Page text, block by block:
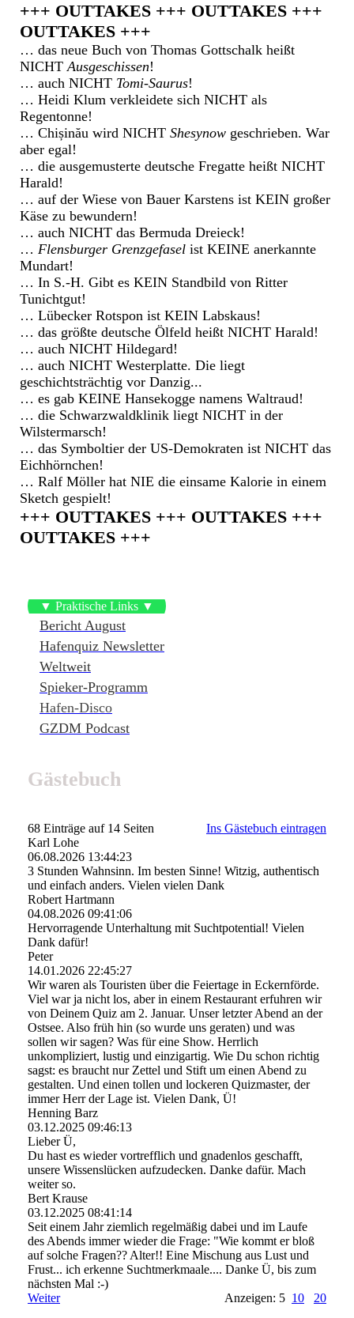
+++ OUTTAKES +++ OUTTAKES +++
OUTTAKES +++
… das neue Buch von Thomas Gottschalk heißt
NICHTAusgeschissen!
… auch NICHT Tomi-Saurus!
… Heidi Klum verkleidete sich NICHT als
Regentonne!
… Chișinău wird NICHT Shesynow geschrieben. War
aber egal!
… die ausgemusterte deutsche Fregatte heißt NICHT
Harald!
… auf der Wiese von Bauer Karstens ist KEIN großer
Käse zu bewundern!
… auch NICHT das Bermuda Dreieck!
… Flensburger Grenzgefasel ist KEINE anerkannte
Mundart!
… In S.-H. Gibt es KEIN Standbild von Ritter
Tunichtgut!
… Lübecker Rotspon ist KEIN Labskaus!
… das größte deutsche Ölfeld heißt NICHT Harald!
… auch NICHT Hildegard!
… auch NICHT Westerplatte. Die liegt
geschichtsträchtig vor Danzig...
… es gab KEINE Hansekogge namens Waltraud!
… die Schwarzwaldklinik liegt NICHT in der
Wilstermarsch!
… das Symboltier der US-Demokraten ist NICHT das
Eichhörnchen!
… Ralf Möller hat NIE die einsame Kalorie in einem
Sketch gespielt!
+++ OUTTAKES +++ OUTTAKES +++
OUTTAKES +++
▼ Praktische Links ▼
Bericht August
Hafenquiz Newsletter
Weltweit
Spieker-Programm
Hafen-Disco
GZDM Podcast
Gästebuch
68 Einträge auf 14 Seiten
Ins Gästebuch eintragen
Karl Lohe
06.08.2026 13:44:23
3 Stunden Wahnsinn. Im besten Sinne! Witzig, authentisch
und einfach anders. Vielen vielen Dank
Robert Hartmann
04.08.2026 09:41:06
Hervorragende Unterhaltung mit Suchtpotential! Vielen
Dank dafür!
Peter
14.01.2026 22:45:27
Wir waren als Touristen über die Feiertage in Eckernförde.
Viel war ja nicht los, aber in einem Restaurant erfuhren wir
von Deinem Quiz am 2. Januar. Unser letzter Abend an der
Ostsee. Also früh hin (so wurde uns geraten) und was
sollen wir sagen? Was für eine Show. Herrlich
unkompliziert, lustig und einzigartig. Wie Du schon richtig
sagst: es braucht nur Zettel und Stift um einen Abend zu
gestalten. Und einen tollen und lockeren Quizmaster, der
immer Herr der Lage ist. Vielen Dank, Ü!
Henning Barz
03.12.2025 09:46:13
Lieber Ü,
Du hast es wieder vortrefflich und gnadenlos geschafft,
unsere Wissenslücken aufzudecken. Danke dafür. Mach
weiter so.
Bert Krause
03.12.2025 08:41:14
Seit einem Jahr ziemlich regelmäßig dabei und im Laufe
des Abends immer wieder die Frage: "Wie kommt er bloß
auf solche Fragen?? Alter!! Eine Mischung aus Lust und
Frust... ich erkenne Suchtmerkmaale.... Danke Ü, bis zum
nächsten Mal :-)
Weiter
Anzeigen: 5 10 20